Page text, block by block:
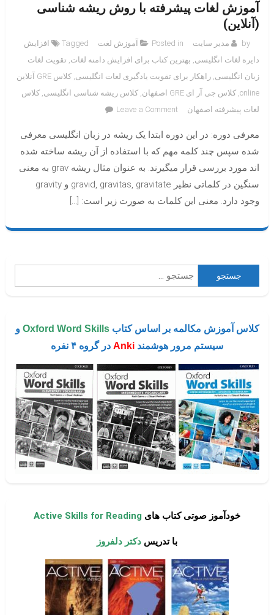
آموزش لغات پیشرفته با روش ریشه شناسی
(آنلاین)
by مدیر سایت Posted in آموزش لغت Tagged
افزایش
دایره لغات انگلیسی, بهترین کتاب برای افزایش دامنه لغات, تقویت لغات
زبان انگلیسی, راهکار برای تقویت یادگیری لغات انگلیسی,
کلاس GRE آنلاین
online
, کلاس جی آر ای GRE اصفهان , کلاس ریشه شناسی انگلیسی, کلاس
لغات پیشرفته اصفهان
Leave a Comment
on
لغات
پیشرفته
با
ریشه
شناسی
معرفی دوره: در این دوره ابتدا یک ریشه در زبان انگلیسی معرفی
شده سپس چند کلمه مهم که با استفاده از آن ریشه ساخته شده
اند مورد بررسی قرار میگیرند. به عنوان مثال ریشه grav به معنی
سنگین در کلماتی نظیر gravid, gravitas, gravitate و gravity
وجود دارد. معنی این کلمات به صورت زیر است: […]
برای:
کلاس آموزش مکالمه بر اساس کتابOxford Word Skills و
سیستم مرور هوشمند Anki در گروه ۴ نفره
خودآموز صوتی کتاب های Active Skills for Reading
با تدریس دکتر دلفروز